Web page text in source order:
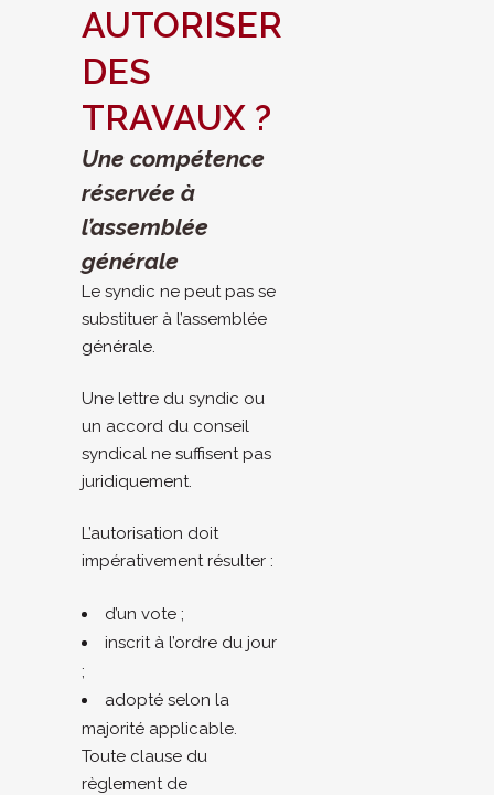
AUTORISER
DES
TRAVAUX ?
Une compétence
réservée à
l’assemblée
générale
Le syndic ne peut pas se
substituer à l’assemblée
générale.
Une lettre du syndic ou
un accord du conseil
syndical ne suffisent pas
juridiquement.
L’autorisation doit
impérativement résulter :
d’un vote ;
inscrit à l’ordre du jour
;
adopté selon la
majorité applicable.
Toute clause du
règlement de